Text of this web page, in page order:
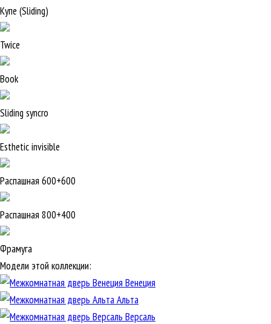
Купе (Sliding)
Twice
Book
Sliding syncro
Esthetic invisible
Распашная 600+600
Распашная 800+400
Фрамуга
Модели этой коллекции:
Венеция
Альта
Версаль